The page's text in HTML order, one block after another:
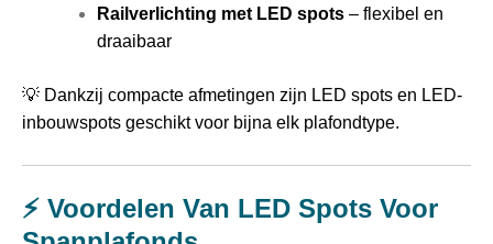
Railverlichting met LED spots – flexibel en
draaibaar
💡 Dankzij compacte afmetingen zijn LED spots en LED-
inbouwspots geschikt voor bijna elk plafondtype.
⚡ Voordelen Van LED Spots Voor